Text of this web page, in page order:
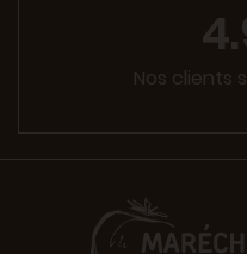
Nos clients